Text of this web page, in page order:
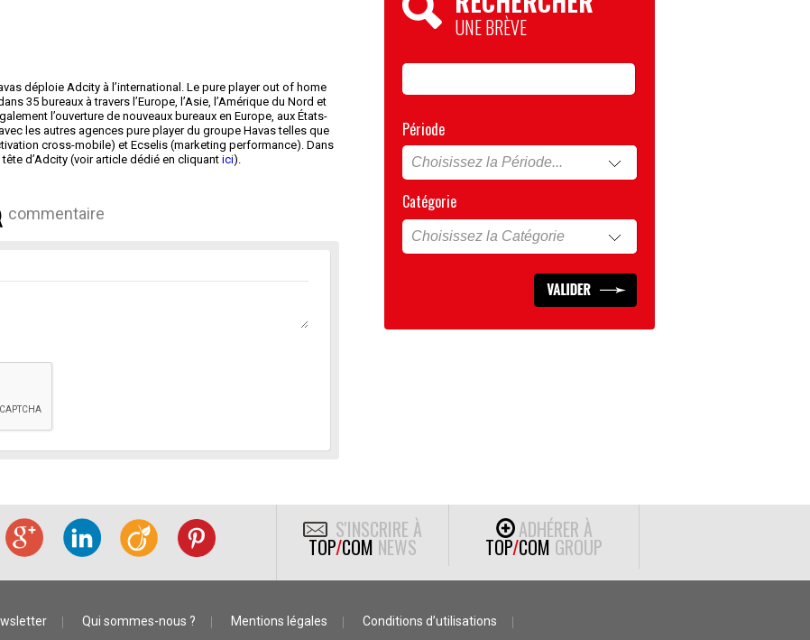
déploie Adcity à l’international. Le pure player out of home
35 bureaux à travers l’Europe, l’Asie, l’Amérique du Nord et
l’ouverture de nouveaux bureaux en Europe, aux États-
les autres agences pure player du groupe Havas telles que
cross-mobile) et Ecselis (marketing performance). Dans
d’Adcity (voir article dédié en cliquant ici).
commentaire
UNE BRÈVE
Période
Catégorie
S'INSCRIRE À
TOP/COM NEWS
ADHÉRER À
TOP/COM GROUP
Qui sommes-nous ? Mentions légales Conditions d’utilisations